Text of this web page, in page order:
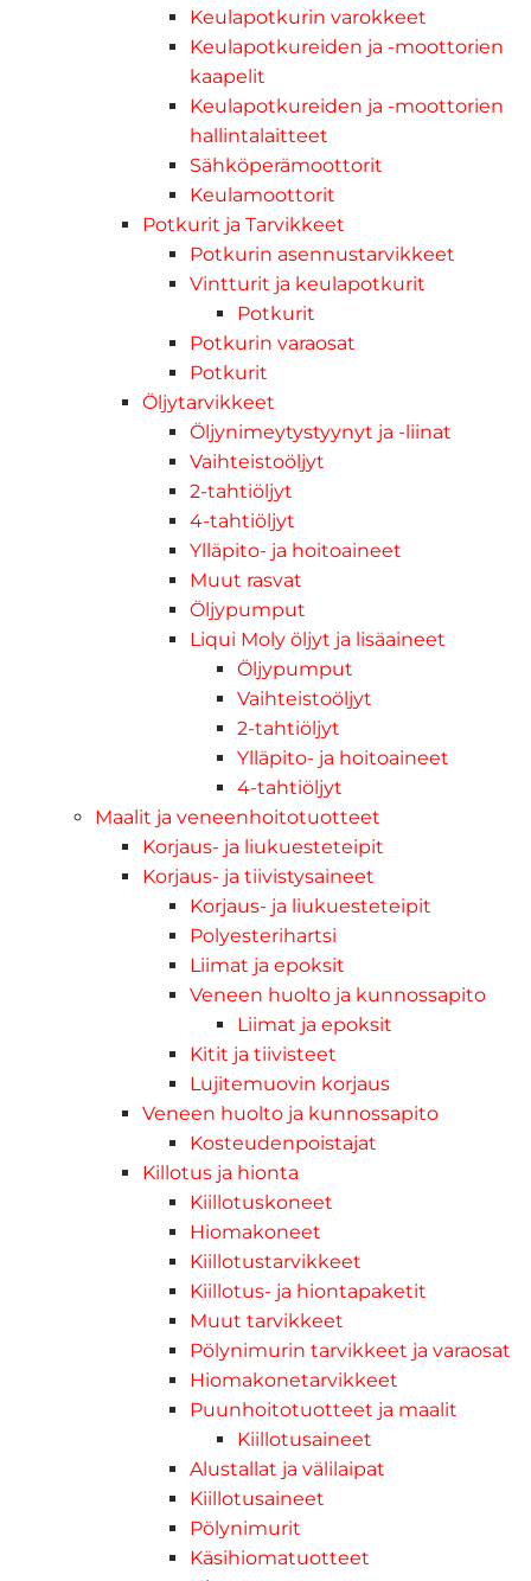
Keulapotkurin varokkeet
Keulapotkureiden ja -moottorien
kaapelit
Keulapotkureiden ja -moottorien
hallintalaitteet
Sähköperämoottorit
Keulamoottorit
Potkurit ja Tarvikkeet
Potkurin asennustarvikkeet
Vintturit ja keulapotkurit
Potkurit
Potkurin varaosat
Potkurit
Öljytarvikkeet
Öljynimeytystyynyt ja -liinat
Vaihteistoöljyt
2-tahtiöljyt
4-tahtiöljyt
Ylläpito- ja hoitoaineet
Muut rasvat
Öljypumput
Liqui Moly öljyt ja lisäaineet
Öljypumput
Vaihteistoöljyt
2-tahtiöljyt
Ylläpito- ja hoitoaineet
4-tahtiöljyt
Maalit ja veneenhoitotuotteet
Korjaus- ja liukuesteteipit
Korjaus- ja tiivistysaineet
Korjaus- ja liukuesteteipit
Polyesterihartsi
Liimat ja epoksit
Veneen huolto ja kunnossapito
Liimat ja epoksit
Kitit ja tiivisteet
Lujitemuovin korjaus
Veneen huolto ja kunnossapito
Kosteudenpoistajat
Killotus ja hionta
Kiillotuskoneet
Hiomakoneet
Kiillotustarvikkeet
Kiillotus- ja hiontapaketit
Muut tarvikkeet
Pölynimurin tarvikkeet ja varaosat
Hiomakonetarvikkeet
Puunhoitotuotteet ja maalit
Kiillotusaineet
Alustallat ja välilaipat
Kiillotusaineet
Pölynimurit
Käsihiomatuotteet